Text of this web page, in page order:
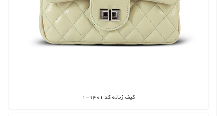
کیف زنانه کد 1401-1
اطلاعات بیشتر